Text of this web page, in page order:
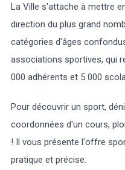
La Ville s'attache à mettre
direction du plus grand
catégories d'âges
associations sportives, qui
000 adhérents et 5 000
Pour découvrir un sport,
coordonnées d'un cours,
! Il vous présente l'offre
pratique et précise.